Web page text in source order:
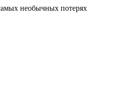
необычных потерях